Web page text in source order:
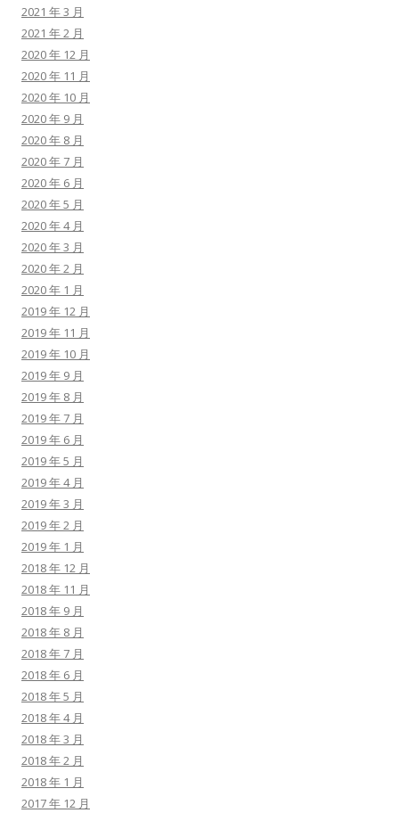
2021 年 3 月
2021 年 2 月
2020 年 12 月
2020 年 11 月
2020 年 10 月
2020 年 9 月
2020 年 8 月
2020 年 7 月
2020 年 6 月
2020 年 5 月
2020 年 4 月
2020 年 3 月
2020 年 2 月
2020 年 1 月
2019 年 12 月
2019 年 11 月
2019 年 10 月
2019 年 9 月
2019 年 8 月
2019 年 7 月
2019 年 6 月
2019 年 5 月
2019 年 4 月
2019 年 3 月
2019 年 2 月
2019 年 1 月
2018 年 12 月
2018 年 11 月
2018 年 9 月
2018 年 8 月
2018 年 7 月
2018 年 6 月
2018 年 5 月
2018 年 4 月
2018 年 3 月
2018 年 2 月
2018 年 1 月
2017 年 12 月